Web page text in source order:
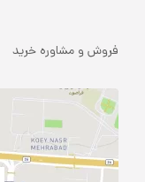
فروش و مشاوره خرید